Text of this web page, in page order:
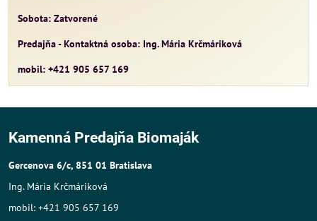
Sobota: Zatvorené
Predajňa - Kontaktná osoba: Ing. Mária Krčmáriková
mobil: +421 905 657 169
Kamenná Predajňa Biomaják
Gercenova 6/c, 851 01 Bratislava
Ing. Mária Krčmáriková
mobil: +421 905 657 169